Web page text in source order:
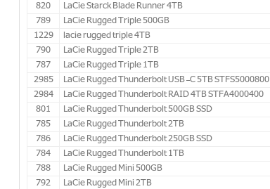
820
LaCie Starck Blade Runner 4TB ‎
789
LaCie Rugged Triple 500GB ‎
1229
lacie rugged triple 4TB
790
LaCie Rugged Triple 2TB ‎
787
LaCie Rugged Triple 1TB
2985
LaCie Rugged Thunderbolt USB-C 5TB STFS5000800
2984
LaCie Rugged Thunderbolt RAID 4TB STFA4000400
801
LaCie Rugged Thunderbolt 500GB‎ SSD
785
LaCie Rugged Thunderbolt 2TB‎
786
LaCie Rugged Thunderbolt 250GB‎ SSD
784
LaCie Rugged Thunderbolt 1TB
788
LaCie Rugged Mini 500GB ‎
792
LaCie Rugged Mini 2TB